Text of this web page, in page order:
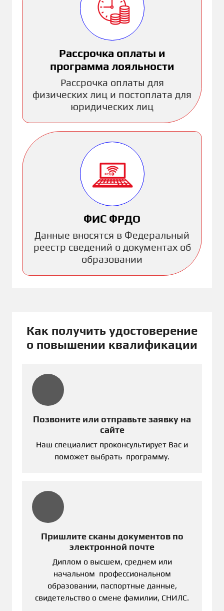
Рассрочка оплаты и
программа лояльности
Рассрочка оплаты для
физических лиц и постоплата для
юридических лиц
ФИС ФРДО
Данные вносятся в Федеральный
реестр сведений о документах об
образовании
Как получить удостоверение
о повышении квалификации
Позвоните или отправьте заявку на
сайте
Наш специалист проконсультирует Вас и
поможет выбрать программу.
Пришлите сканы документов по
электронной почте
Диплом о высшем, среднем или
начальном профессиональном
образовании, паспортные данные,
свидетельство о смене фамилии, СНИЛС.